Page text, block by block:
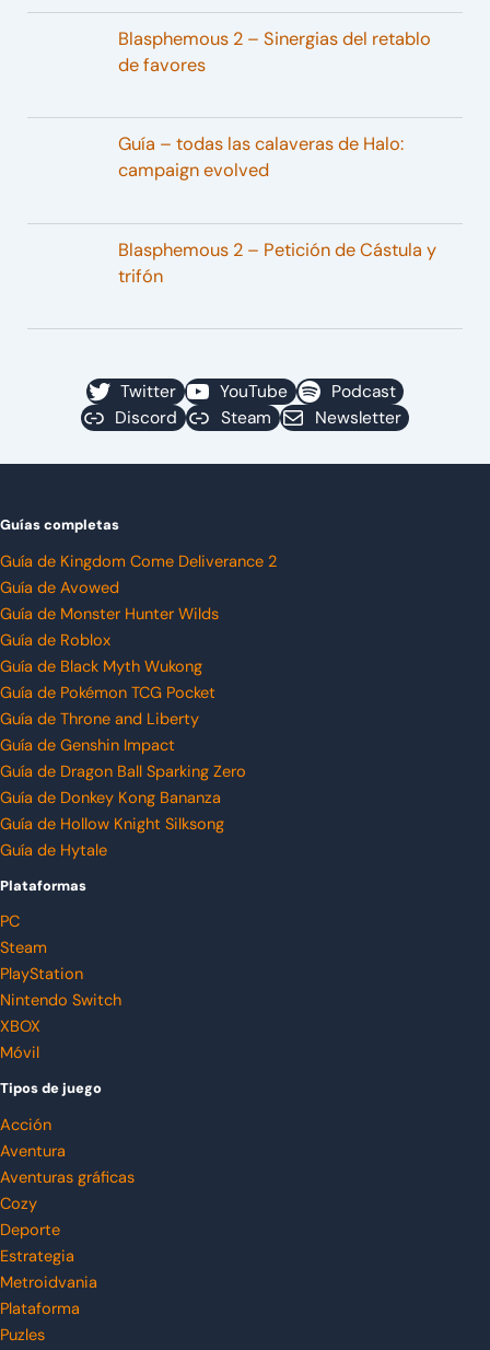
Blasphemous 2 – Sinergias del retablo
de favores
Guía – todas las calaveras de Halo:
campaign evolved
Blasphemous 2 – Petición de Cástula y
trifón
Twitter YouTube
Podcast
Discord
Steam Newsletter
Guías completas
Guía de Kingdom Come Deliverance 2
Guía de Avowed
Guía de Monster Hunter Wilds
Guía de Roblox
Guía de Black Myth Wukong
Guía de Pokémon TCG Pocket
Guía de Throne and Liberty
Guía de Genshin Impact
Guía de Dragon Ball Sparking Zero
Guía de Donkey Kong Bananza
Guía de Hollow Knight Silksong
Guía de Hytale
Plataformas
PC
Steam
PlayStation
Nintendo Switch
XBOX
Móvil
Tipos de juego
Acción
Aventura
Aventuras gráficas
Cozy
Deporte
Estrategia
Metroidvania
Plataforma
Puzles